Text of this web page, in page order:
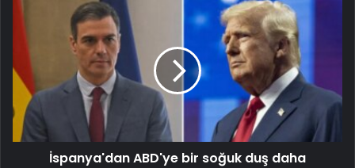
İspanya'dan ABD'ye bir soğuk duş daha